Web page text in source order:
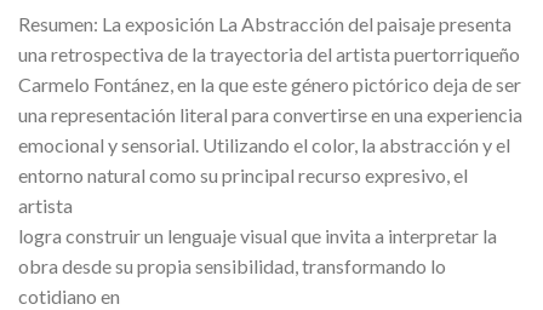
Resumen: La exposición La Abstracción del paisaje presenta
una retrospectiva de la trayectoria del artista puertorriqueño
Carmelo Fontánez, en la que este género pictórico deja de ser
una representación literal para convertirse en una experiencia
emocional y sensorial. Utilizando el color, la abstracción y el
entorno natural como su principal recurso expresivo, el
artista
logra construir un lenguaje visual que invita a interpretar la
obra desde su propia sensibilidad, transformando lo
cotidiano en